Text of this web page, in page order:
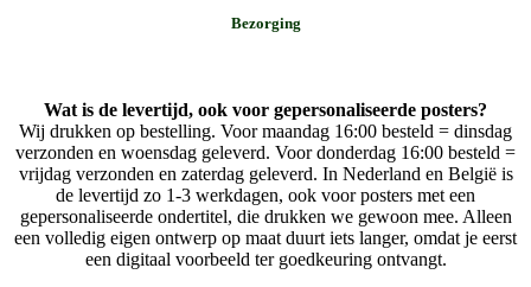
Bezorging
Wat is de levertijd, ook voor gepersonaliseerde posters?
Wij drukken op bestelling. Voor maandag 16:00 besteld = dinsdag
verzonden en woensdag geleverd. Voor donderdag 16:00 besteld =
vrijdag verzonden en zaterdag geleverd. In Nederland en België is
de levertijd zo 1-3 werkdagen, ook voor posters met een
gepersonaliseerde ondertitel, die drukken we gewoon mee. Alleen
een volledig eigen ontwerp op maat duurt iets langer, omdat je eerst
een digitaal voorbeeld ter goedkeuring ontvangt.